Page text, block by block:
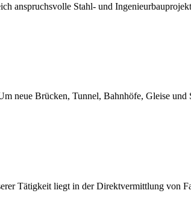
anspruchsvolle Stahl- und
neue Brücken, Tunnel, Bahnhöfe, Gleise und
Tätigkeit liegt in der Direktvermittlung von